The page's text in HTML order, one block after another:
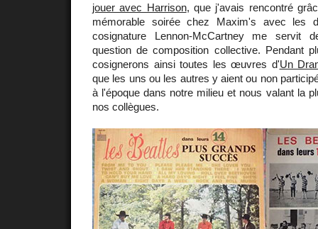
jouer avec Harrison, que j'avais rencontré
mémorable soirée chez Maxim's avec les
cosignature Lennon-McCartney me servit
question de composition collective. Pendant
cosignerons ainsi toutes les œuvres d'Un
que les uns ou les autres y aient ou non
à l'époque dans notre milieu et nous valant la
nos collègues.